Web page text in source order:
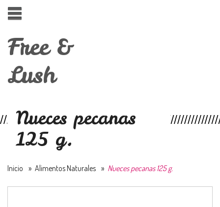
Free &
Lush
Nueces pecanas
125 g.
Inicio » Alimentos Naturales » Nueces pecanas 125 g.